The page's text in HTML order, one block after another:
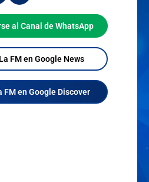
al Canal de WhatsApp
La FM en Google News
FM en Google Discover